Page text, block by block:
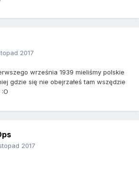
2017
września 1939 mieliśmy polskie
gdzie się nie obejrzałeś tam wszędzie
2017